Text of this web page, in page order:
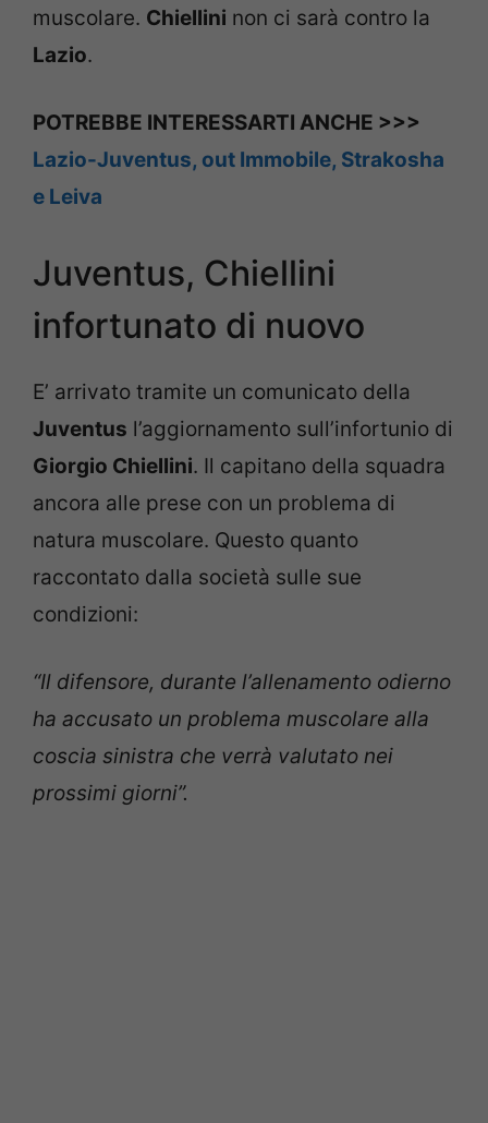
muscolare. Chiellini non ci sarà contro la
Lazio.
POTREBBE INTERESSARTI ANCHE >>>
Lazio-Juventus, out Immobile, Strakosha
e Leiva
Juventus, Chiellini
infortunato di nuovo
E’ arrivato tramite un comunicato della
Juventus l’aggiornamento sull’infortunio di
Giorgio Chiellini. Il capitano della squadra
ancora alle prese con un problema di
natura muscolare. Questo quanto
raccontato dalla società sulle sue
condizioni:
“Il difensore, durante l’allenamento odierno
ha accusato un problema muscolare alla
coscia sinistra che verrà valutato nei
prossimi giorni”.